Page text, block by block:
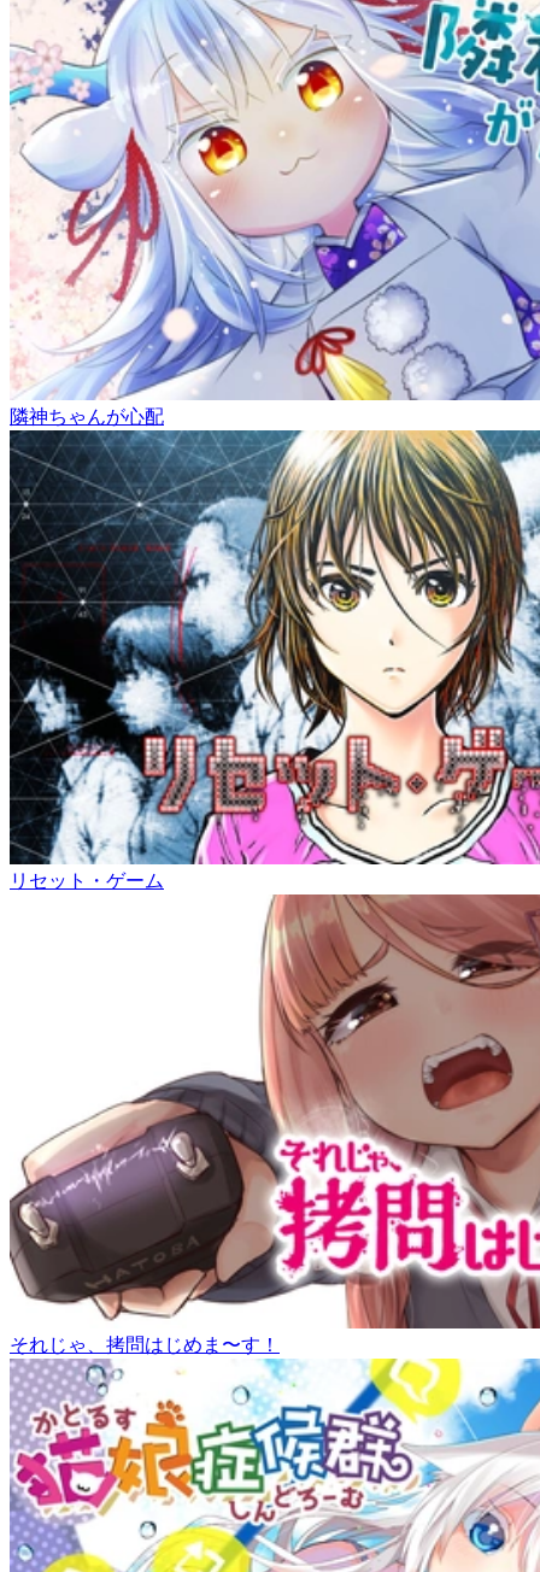
隣神ちゃんが心配
リセット・ゲーム
それじゃ、拷問はじめま〜す！